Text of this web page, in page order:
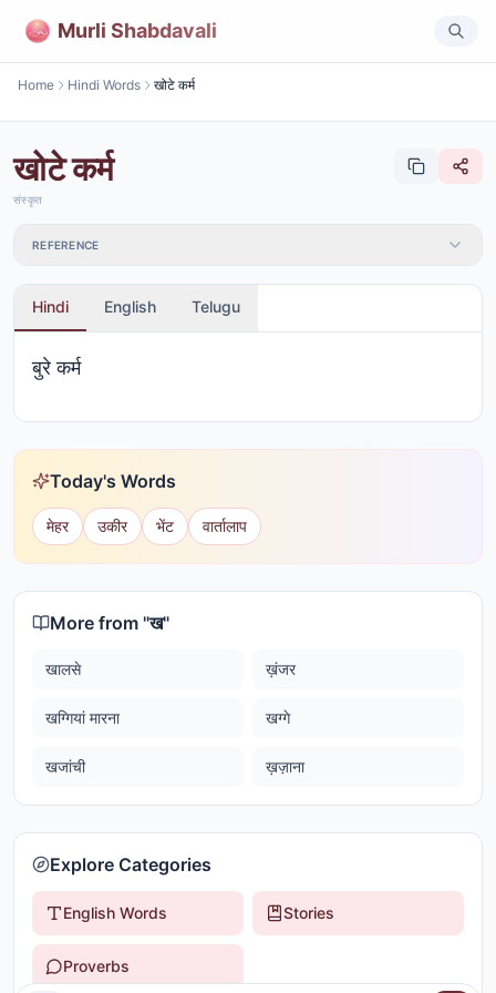
Murli Shabdavali
Home Hindi Words खोटे कर्म
खोटे कर्म
संस्कृत
REFERENCE
Hindi English Telugu
बुरे कर्म
Today's Words
मेहर उकीर भेंट वार्तालाप
More from "ख"
खालसे ख़ंजर
खग्गियां मारना खग्गे
खजांची ख़ज़ाना
Explore Categories
English Words Stories
Proverbs